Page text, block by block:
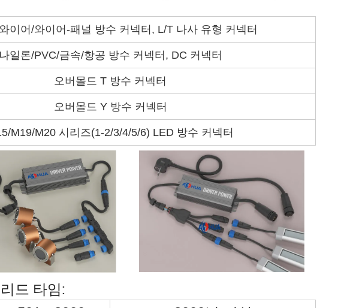
이어/와이어-패널 방수 커넥터, L/T 나사 유형 커넥터
나일론/PVC/금속/항공 방수 커넥터, DC 커넥터
오버몰드 T 방수 커넥터
오버몰드 Y 방수 커넥터
M19/M20 시리즈(1-2/3/4/5/6) LED 방수 커넥터
리드 타임: